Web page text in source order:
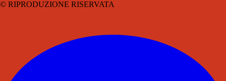
© RIPRODUZIONE RISERVATA